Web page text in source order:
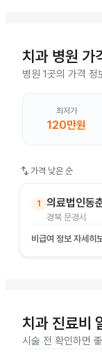
치과 병원 가
병원 1곳의 가격 정
최저가
120만원
swap_vert 가격 낮은 순
1 의료법인동
경북 문경시
비급여 정보 자세히
치과 진료비
시술 전 확인하면